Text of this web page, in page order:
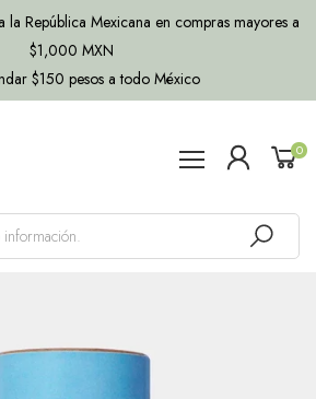
la República Mexicana en compras mayores a
$1,000 MXN
$150 pesos a todo México
0